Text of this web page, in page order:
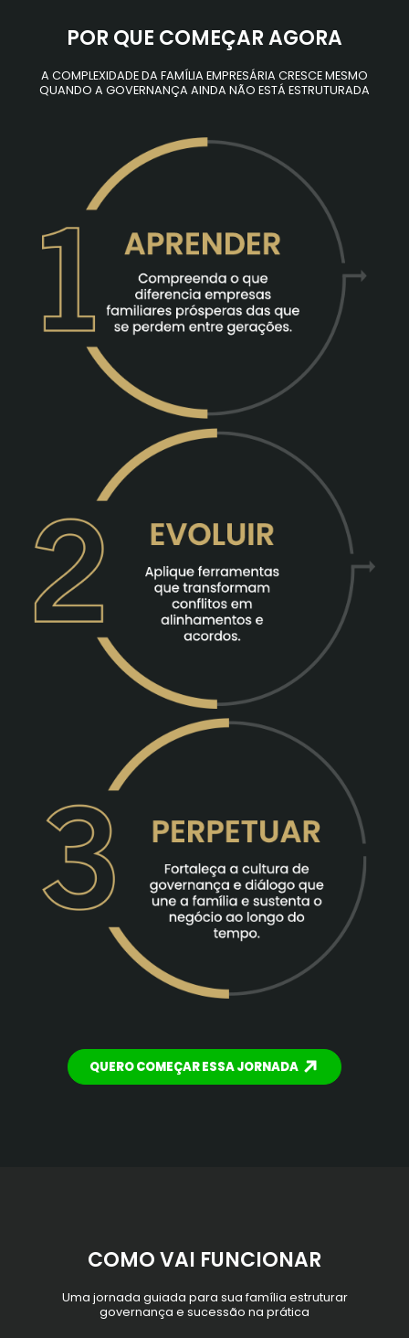
POR QUE COMEÇAR AGORA
A COMPLEXIDADE DA FAMÍLIA EMPRESÁRIA CRESCE MESMO
QUANDO A GOVERNANÇA AINDA NÃO ESTÁ ESTRUTURADA
QUERO COMEÇAR ESSA JORNADA
COMO VAI FUNCIONAR
Uma jornada guiada para sua família estruturar
governança e sucessão na prática